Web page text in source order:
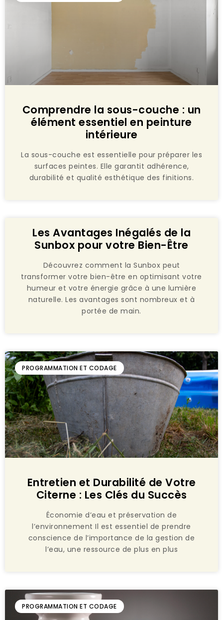
Comprendre la sous-couche : un
élément essentiel en peinture
intérieure
La sous-couche est essentielle pour préparer les
surfaces peintes. Elle garantit adhérence,
durabilité et qualité esthétique des finitions.
Les Avantages Inégalés de la
Sunbox pour votre Bien-Être
Découvrez comment la Sunbox peut
transformer votre bien-être en optimisant votre
humeur et votre énergie grâce à une lumière
naturelle. Les avantages sont nombreux et à
portée de main.
PROGRAMMATION ET CODAGE
Entretien et Durabilité de Votre
Citerne : Les Clés du Succès
Économie d’eau et préservation de
l’environnement Il est essentiel de prendre
conscience de l’importance de la gestion de
l’eau, une ressource de plus en plus
PROGRAMMATION ET CODAGE